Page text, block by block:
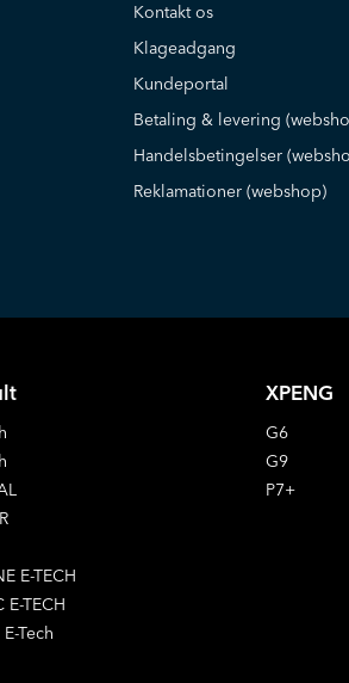
Kontakt os
Klageadgang
Kundeportal
Betaling & levering
Handelsbetingelser
Reklamationer (webshop)
E-TECH
E-TECH
Tech
XPENG
G6
G9
P7+